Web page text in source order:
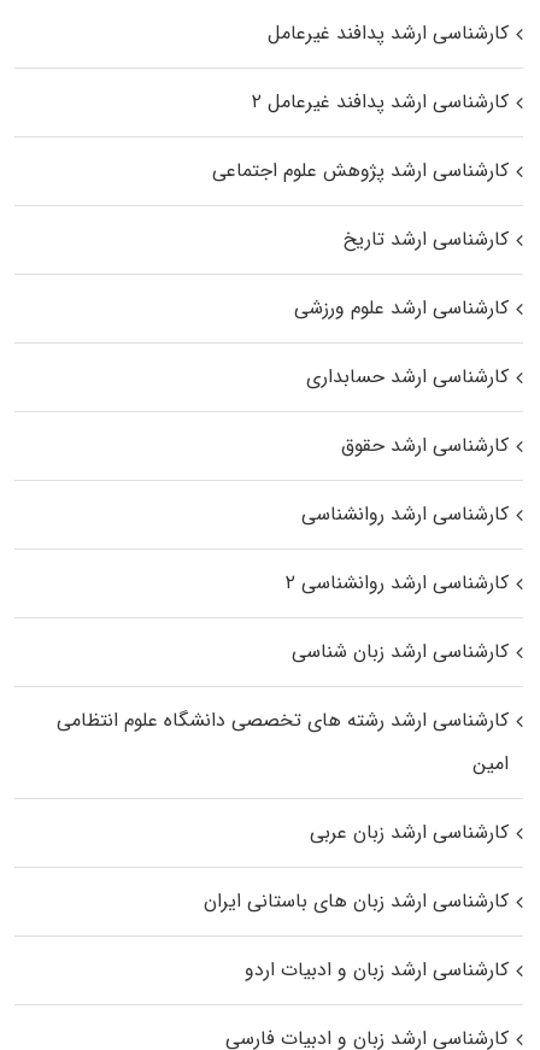
کارشناسی ارشد پدافند غیرعامل
کارشناسی ارشد پدافند غیرعامل ۲
کارشناسی ارشد پژوهش علوم اجتماعی
کارشناسی ارشد تاریخ
کارشناسی ارشد علوم ورزشی
کارشناسی ارشد حسابداری
کارشناسی ارشد حقوق
کارشناسی ارشد روانشناسی
کارشناسی ارشد روانشناسی ۲
کارشناسی ارشد زبان شناسی
کارشناسی ارشد رﺷﺘﻪ ﻫﺎی تخصصی داﻧﺸﮕﺎه ﻋﻠﻮم انتظامی
اﻣﻴﻦ
کارشناسی ارشد زبان عربی
کارشناسی ارشد زبان‌ های باستانی ایران
کارشناسی ارشد زبان و ادبیات اردو
کارشناسی ارشد زبان و ادبیات فارسی